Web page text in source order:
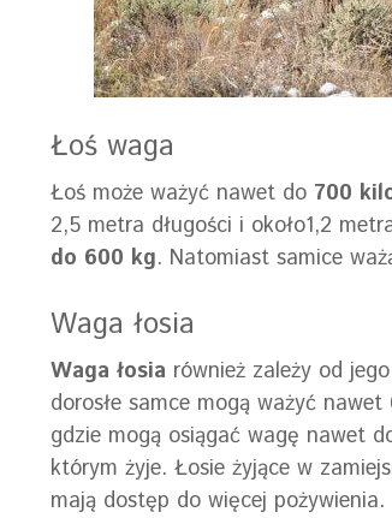
Łoś waga
Łoś może ważyć nawet do 700
2,5 metra długości i około1,2
do 600 kg. Natomiast samice
Waga łosia
Waga łosia również zależy od
dorosłe samce mogą ważyć nawet
gdzie mogą osiągać wagę nawet
którym żyje. Łosie żyjące w
mają dostęp do więcej pożywienia.